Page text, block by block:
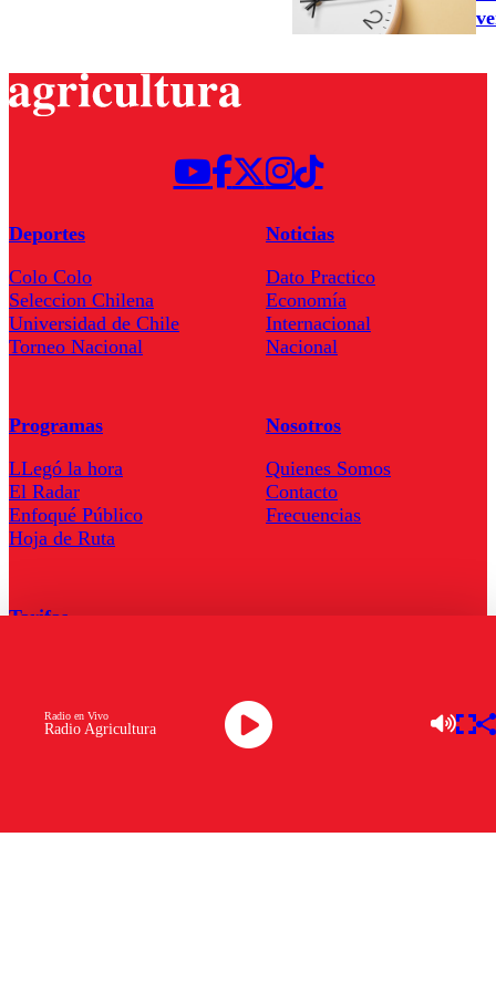
Radio Agricultura
Radio en Vivo
Deportes
Colo Colo
Seleccion Chilena
Universidad de Chile
Torneo Nacional
Noticias
Dato Practico
Economía
Internacional
Nacional
Programas
LLegó la hora
El Radar
Enfoqué Público
Hoja de Ruta
Nosotros
Quienes Somos
Contacto
Frecuencias
Tarifas
Descarga la APP